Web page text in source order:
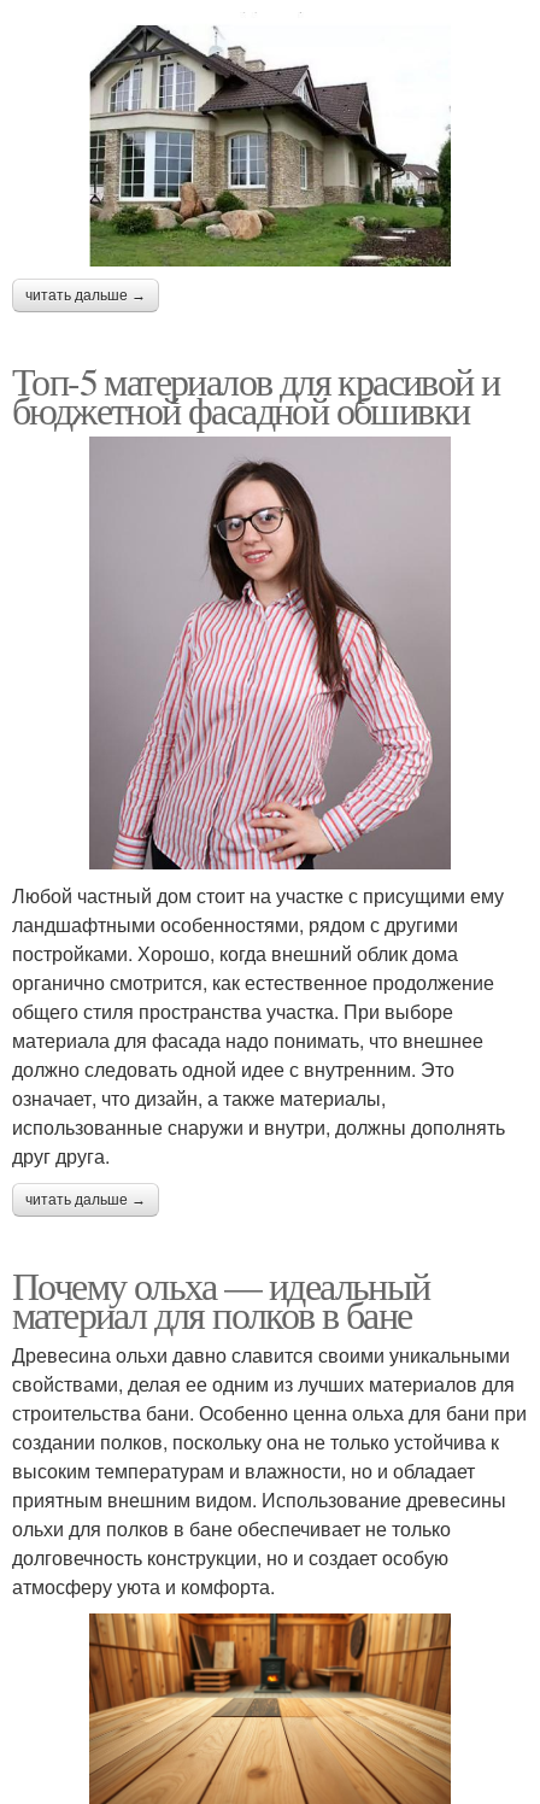
читать дальше →
Топ-5 материалов для красивой и
бюджетной фасадной обшивки
Любой частный дом стоит на участке с присущими ему
ландшафтными особенностями, рядом с другими
постройками. Хорошо, когда внешний облик дома
органично смотрится, как естественное продолжение
общего стиля пространства участка. При выборе
материала для фасада надо понимать, что внешнее
должно следовать одной идее с внутренним. Это
означает, что дизайн, а также материалы,
использованные снаружи и внутри, должны дополнять
друг друга.
читать дальше →
Почему ольха — идеальный
материал для полков в бане
Древесина ольхи давно славится своими уникальными
свойствами, делая ее одним из лучших материалов для
строительства бани. Особенно ценна ольха для бани при
создании полков, поскольку она не только устойчива к
высоким температурам и влажности, но и обладает
приятным внешним видом. Использование древесины
ольхи для полков в бане обеспечивает не только
долговечность конструкции, но и создает особую
атмосферу уюта и комфорта.